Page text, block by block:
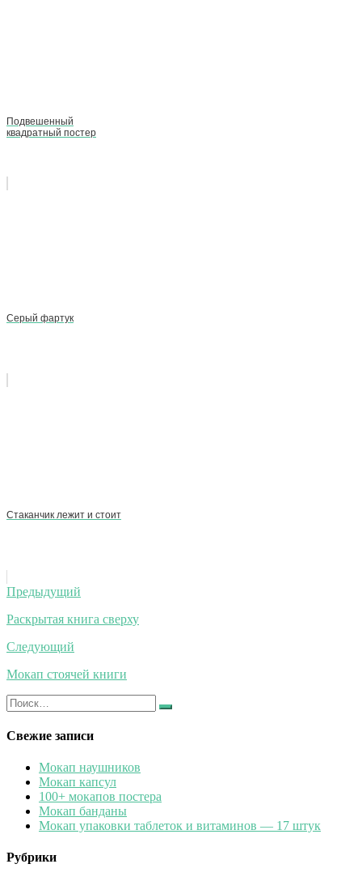
Подвешенный
квадратный постер
Серый фартук
Стаканчик лежит и стоит
Навигация
по
записям
Предыдущий
Раскрытая книга сверху
Следующий
Мокап стоячей книги
Искать:
Найти
Свежие записи
Мокап наушников
Мокап капсул
100+ мокапов постера
Мокап банданы
Мокап упаковки таблеток и витаминов — 17 штук
Рубрики